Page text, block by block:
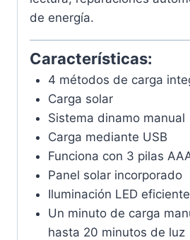
de energía.
Características:
4 métodos de carga
Carga solar
Sistema dinamo manual
Carga mediante USB
Funciona con 3 pilas
Panel solar incorporado
Iluminación LED eficiente
Un minuto de carga
hasta 20 minutos de luz